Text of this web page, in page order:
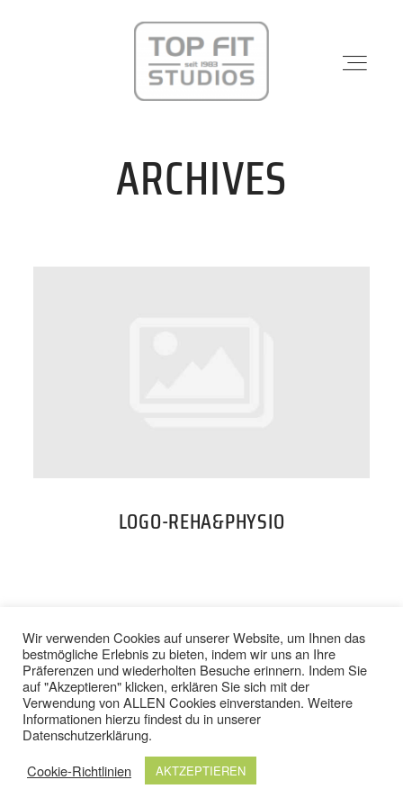
STANDORTE
ONLINE SHOP
ARCHIVES
LOGO-REHA&PHYSIO
BACK TO TOP
© 2024 TOP FIT STUDIOS. ALLE RECHTE VORBEHALTEN.
IMPRESSUM DATENSCHUTZ
/
AGB / WIDERRUFSBELEHRUNG
Wir verwenden Cookies auf unserer Website, um Ihnen das
bestmögliche Erlebnis zu bieten, indem wir uns an Ihre
Präferenzen und wiederholten Besuche erinnern. Indem Sie
auf "Akzeptieren" klicken, erklären Sie sich mit der
Verwendung von ALLEN Cookies einverstanden. Weitere
Informationen hierzu findest du in unserer
Datenschutzerklärung.
Cookie-Richtlinien
AKTZEPTIEREN